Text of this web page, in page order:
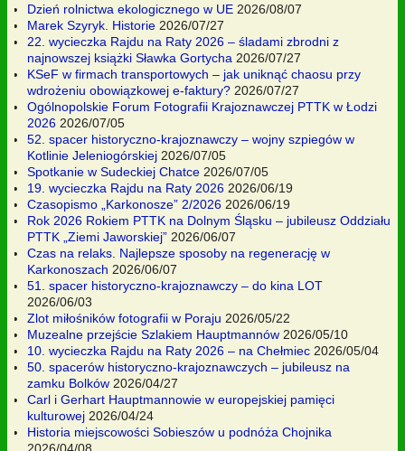
Dzień rolnictwa ekologicznego w UE 2026/08/07
Marek Szyryk. Historie 2026/07/27
22. wycieczka Rajdu na Raty 2026 – śladami zbrodni z
najnowszej książki Sławka Gortycha 2026/07/27
KSeF w firmach transportowych – jak uniknąć chaosu przy
wdrożeniu obowiązkowej e-faktury? 2026/07/27
Ogólnopolskie Forum Fotografii Krajoznawczej PTTK w Łodzi
2026 2026/07/05
52. spacer historyczno-krajoznawczy – wojny szpiegów w
Kotlinie Jeleniogórskiej 2026/07/05
Spotkanie w Sudeckiej Chatce 2026/07/05
19. wycieczka Rajdu na Raty 2026 2026/06/19
Czasopismo „Karkonosze” 2/2026 2026/06/19
Rok 2026 Rokiem PTTK na Dolnym Śląsku – jubileusz Oddziału
PTTK „Ziemi Jaworskiej” 2026/06/07
Czas na relaks. Najlepsze sposoby na regenerację w
Karkonoszach 2026/06/07
51. spacer historyczno-krajoznawczy – do kina LOT
2026/06/03
Zlot miłośników fotografii w Poraju 2026/05/22
Muzealne przejście Szlakiem Hauptmannów 2026/05/10
10. wycieczka Rajdu na Raty 2026 – na Chełmiec 2026/05/04
50. spacerów historyczno-krajoznawczych – jubileusz na
zamku Bolków 2026/04/27
Carl i Gerhart Hauptmannowie w europejskiej pamięci
kulturowej 2026/04/24
Historia miejscowości Sobieszów u podnóża Chojnika
2026/04/08